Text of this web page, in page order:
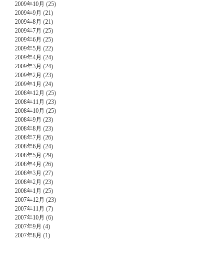
2009年10月 (25)
2009年9月 (21)
2009年8月 (21)
2009年7月 (25)
2009年6月 (25)
2009年5月 (22)
2009年4月 (24)
2009年3月 (24)
2009年2月 (23)
2009年1月 (24)
2008年12月 (25)
2008年11月 (23)
2008年10月 (25)
2008年9月 (23)
2008年8月 (23)
2008年7月 (26)
2008年6月 (24)
2008年5月 (29)
2008年4月 (26)
2008年3月 (27)
2008年2月 (23)
2008年1月 (25)
2007年12月 (23)
2007年11月 (7)
2007年10月 (6)
2007年9月 (4)
2007年8月 (1)